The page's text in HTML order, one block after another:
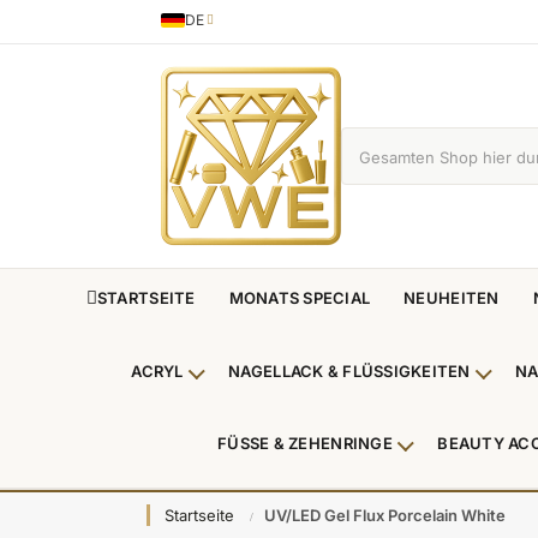
Sprache
DE
German
STARTSEITE MONATS SPECIAL NEUHEITEN
ACRYL Untermenü Acryl anzeigen
NAGELLACK & FLÜSSIGKEITEN
FÜSSE & ZEHENRINGE Untermenü
BEAUTY
Startseite UV/LED Gel Flux Porcelain White